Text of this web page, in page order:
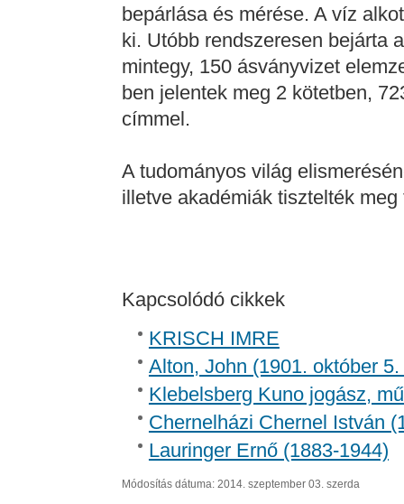
bepárlása és mérése. A víz
ki. Utóbb rendszeresen bejárta
mintegy, 150 ásványvizet
ben jelentek meg 2 kötetben,
címmel.
A tudományos világ
illetve akadémiák tisztelték meg
Kapcsolódó cikkek
KRISCH IMRE
Alton, John (1901. október
Klebelsberg Kuno jogász,
Chernelházi Chernel István
Lauringer Ernő (1883-1944)
Módosítás dátuma: 2014. szeptember 03. szerda